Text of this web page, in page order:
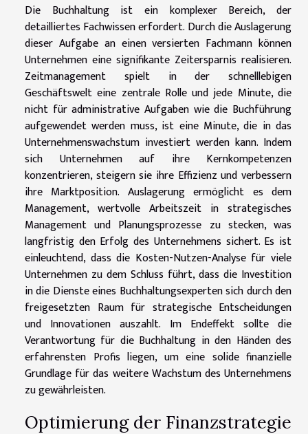
Die Buchhaltung ist ein komplexer Bereich, der
detailliertes Fachwissen erfordert. Durch die Auslagerung
dieser Aufgabe an einen versierten Fachmann können
Unternehmen eine signifikante Zeitersparnis realisieren.
Zeitmanagement spielt in der schnelllebigen
Geschäftswelt eine zentrale Rolle und jede Minute, die
nicht für administrative Aufgaben wie die Buchführung
aufgewendet werden muss, ist eine Minute, die in das
Unternehmenswachstum investiert werden kann. Indem
sich Unternehmen auf ihre Kernkompetenzen
konzentrieren, steigern sie ihre Effizienz und verbessern
ihre Marktposition. Auslagerung ermöglicht es dem
Management, wertvolle Arbeitszeit in strategisches
Management und Planungsprozesse zu stecken, was
langfristig den Erfolg des Unternehmens sichert. Es ist
einleuchtend, dass die Kosten-Nutzen-Analyse für viele
Unternehmen zu dem Schluss führt, dass die Investition
in die Dienste eines Buchhaltungsexperten sich durch den
freigesetzten Raum für strategische Entscheidungen
und Innovationen auszahlt. Im Endeffekt sollte die
Verantwortung für die Buchhaltung in den Händen des
erfahrensten Profis liegen, um eine solide finanzielle
Grundlage für das weitere Wachstum des Unternehmens
zu gewährleisten.
Optimierung der Finanzstrategie